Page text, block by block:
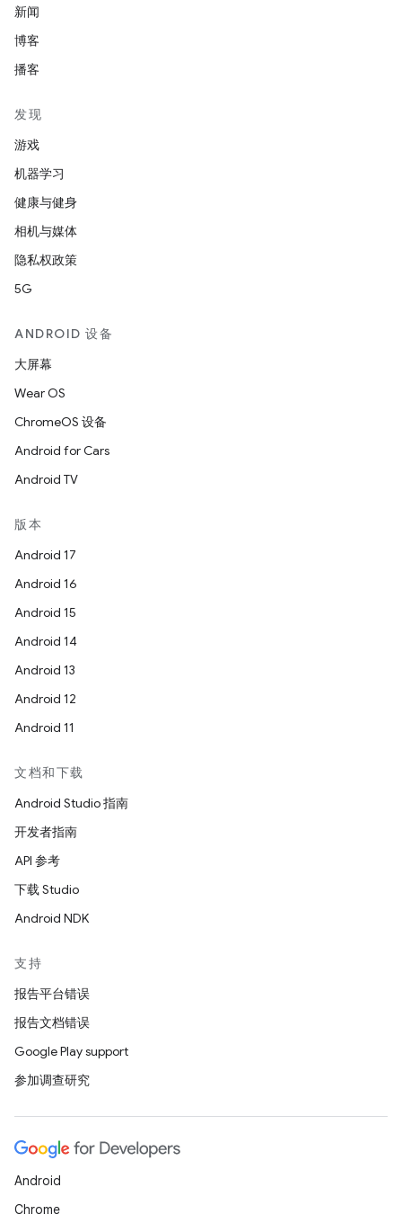
新闻
博客
播客
发现
游戏
机器学习
健康与健身
相机与媒体
隐私权政策
5G
ANDROID 设备
大屏幕
Wear OS
ChromeOS 设备
Android for Cars
Android TV
版本
Android 17
Android 16
Android 15
Android 14
Android 13
Android 12
Android 11
文档和下载
Android Studio 指南
开发者指南
API 参考
下载 Studio
Android NDK
支持
报告平台错误
报告文档错误
Google Play support
参加调查研究
Android
Chrome